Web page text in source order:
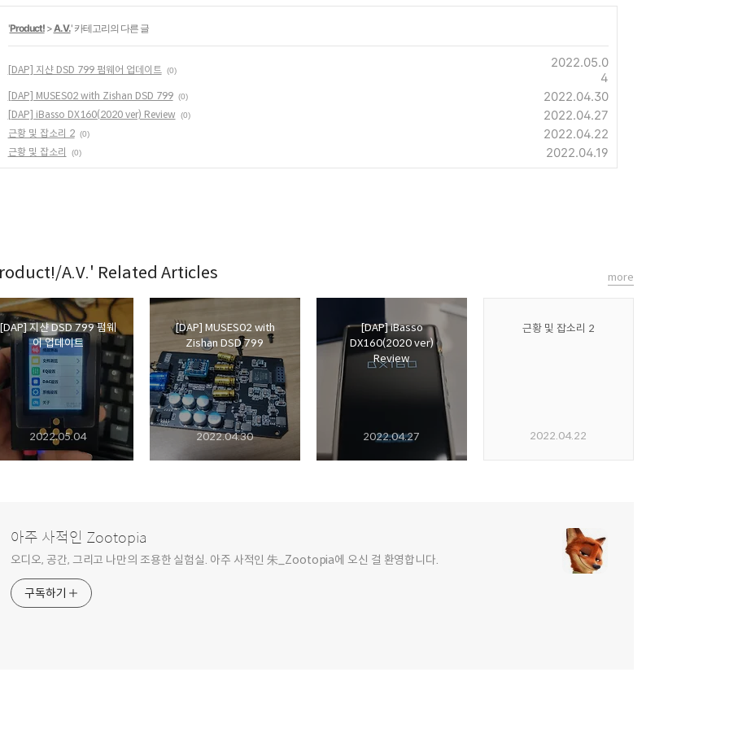
'Product!>A.V.' 카테고리의 다른 글
[DAP] 지샨 DSD 799 펌웨어 업데이트 (0)
2022.05.0
4
[DAP] MUSES02 with Zishan DSD 799 (0) 2022.04.30
[DAP] iBasso DX160(2020 ver) Review (0) 2022.04.27
근황 및 잡소리 2 (0) 2022.04.22
근황 및 잡소리 (0) 2022.04.19
A.V.' Related Articles
[DAP] 지샨 DSD 799 펌웨
어 업데이트
2022.05.04
[DAP] MUSES02 with
Zishan DSD 799
2022.04.30
[DAP] iBasso
DX160(2020 ver)
Review
2022.04.27
근황 및 잡소리 2
2022.04.22
more
아주 사적인 Zootopia
오디오, 공간, 그리고 나만의 조용한 실험실. 아주 사적인 朱_Zootopia에 오신 걸 환영합니다.
구독하기